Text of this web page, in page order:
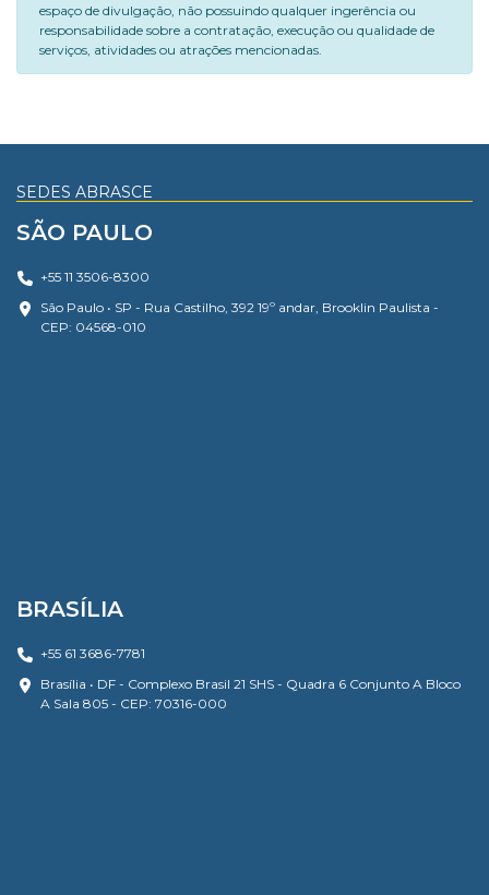
espaço de divulgação, não possuindo qualquer ingerência ou
responsabilidade sobre a contratação, execução ou qualidade de
serviços, atividades ou atrações mencionadas.
SEDES ABRASCE
SÃO PAULO
+55 11 3506-8300
São Paulo • SP - Rua Castilho, 392 19º andar, Brooklin Paulista -
CEP: 04568-010
BRASÍLIA
+55 61 3686-7781
Brasília • DF - Complexo Brasil 21 SHS - Quadra 6 Conjunto A Bloco
A Sala 805 - CEP: 70316-000